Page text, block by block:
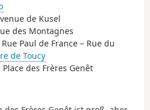
de Kusel
des Montagnes
Paul de France – Rue du
de Toucy
des Frères Genêt